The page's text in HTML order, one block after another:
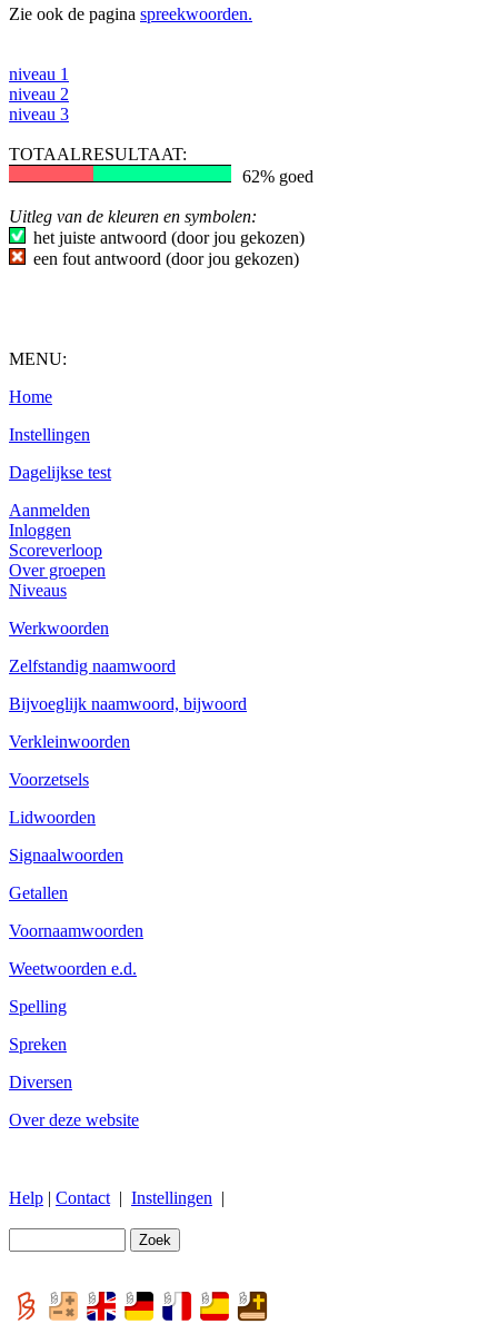
Zie ook de pagina spreekwoorden.
niveau 1
niveau 2
niveau 3
TOTAALRESULTAAT:
62% goed
Uitleg van de kleuren en symbolen:
het juiste antwoord (door jou gekozen)
een fout antwoord (door jou gekozen)
MENU:
Home
Instellingen
Dagelijkse test
Aanmelden
Inloggen
Scoreverloop
Over groepen
Niveaus
Werkwoorden
Zelfstandig naamwoord
Bijvoeglijk naamwoord, bijwoord
Verkleinwoorden
Voorzetsels
Lidwoorden
Signaalwoorden
Getallen
Voornaamwoorden
Weetwoorden e.d.
Spelling
Spreken
Diversen
Over deze website
Help | Contact | Instellingen |